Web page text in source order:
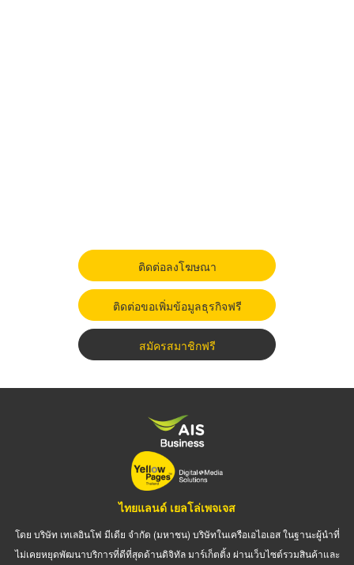
ติดต่อลงโฆษณา
ติดต่อขอเพิ่มข้อมูลธุรกิจฟรี
สมัครสมาชิกฟรี
ไทยแลนด์ เยลโล่เพจเจส
โดย บริษัท เทเลอินโฟ มีเดีย จำกัด (มหาชน) บริษัทในเครือเอไอเอส ในฐานะผู้นำที่
ไม่เคยหยุดพัฒนาบริการที่ดีที่สุดด้านดิจิทัล มาร์เก็ตติ้ง ผ่านเว็บไซต์รวมสินค้าและ